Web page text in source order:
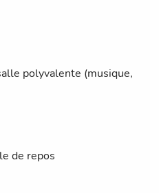
polyvalente (musique,
de repos